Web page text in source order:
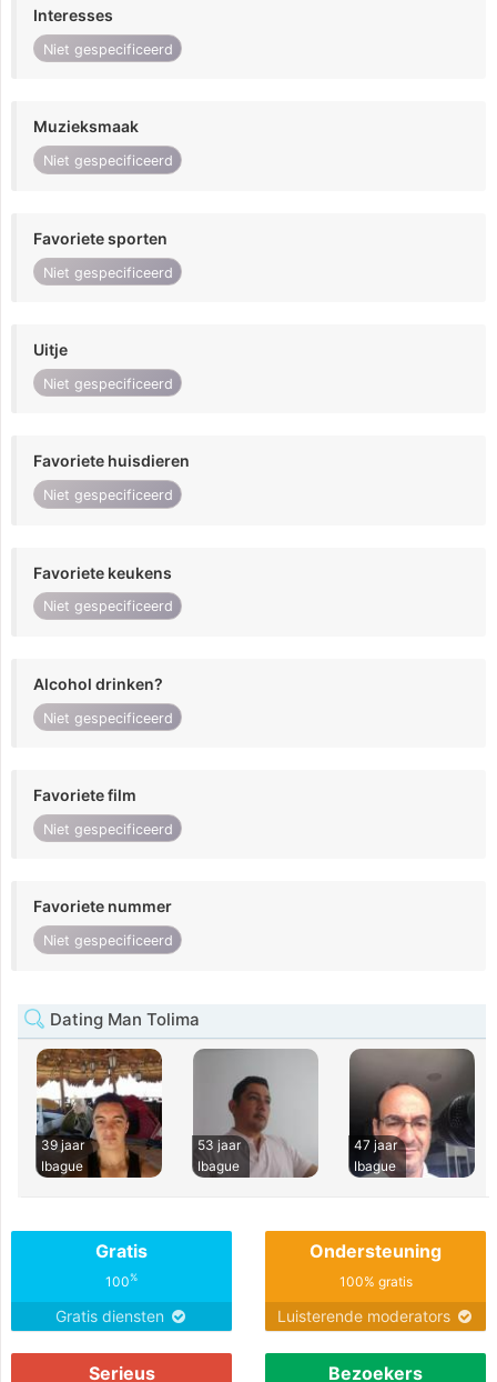
Interesses
Niet gespecificeerd
Muzieksmaak
Niet gespecificeerd
Favoriete sporten
Niet gespecificeerd
Uitje
Niet gespecificeerd
Favoriete huisdieren
Niet gespecificeerd
Favoriete keukens
Niet gespecificeerd
Alcohol drinken?
Niet gespecificeerd
Favoriete film
Niet gespecificeerd
Favoriete nummer
Niet gespecificeerd
Dating Man Tolima
39 jaar
Ibague
53 jaar
Ibague
47 jaar
Ibague
Gratis
100%
Gratis diensten
Ondersteuning
100% gratis
Luisterende moderators
Serieus Bezoekers